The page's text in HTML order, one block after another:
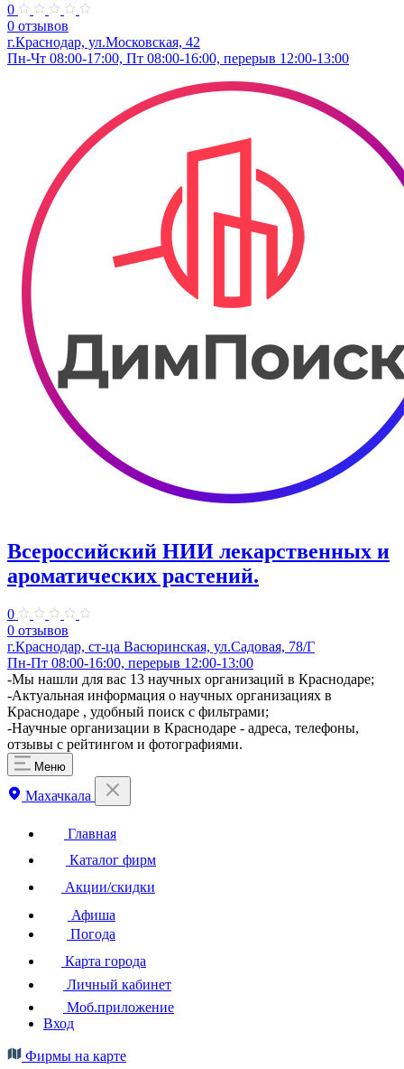
0
0 отзывов
г.Краснодар, ул.Московская, 42
Пн-Чт 08:00-17:00, Пт 08:00-16:00, перерыв 12:00-13:00
Всероссийский НИИ лекарственных и
ароматических растений.
0
0 отзывов
г.Краснодар, ст-ца Васюринская, ул.Садовая, 78/Г
Пн-Пт 08:00-16:00, перерыв 12:00-13:00
-Мы нашли для вас 13 научных организаций в Краснодаре;
-Актуальная информация о научных организациях в
Краснодаре , удобный поиск с фильтрами;
-Научные организации в Краснодаре - адреса, телефоны,
отзывы с рейтингом и фотографиями.
Меню
Махачкала
Главная
Каталог фирм
Акции/скидки
Афиша
Погода
Карта города
Личный кабинет
Моб.приложение
Вход
Фирмы на карте